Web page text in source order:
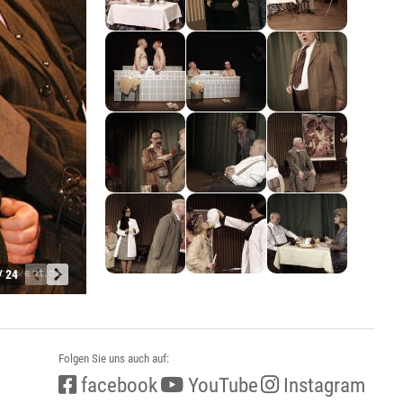
24
Folgen Sie uns auch auf:
facebook YouTube Instagram